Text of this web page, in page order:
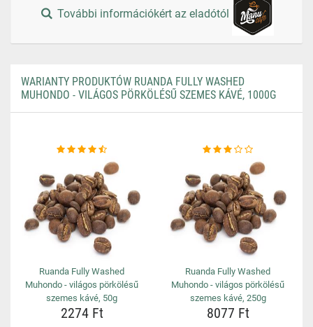
További információkért az eladótól
WARIANTY PRODUKTÓW RUANDA FULLY WASHED
MUHONDO - VILÁGOS PÖRKÖLÉSŰ SZEMES KÁVÉ, 1000G
Ruanda Fully Washed
Muhondo - világos pörkölésű
szemes kávé, 50g
2274 Ft
Ruanda Fully Washed
Muhondo - világos pörkölésű
szemes kávé, 250g
8077 Ft